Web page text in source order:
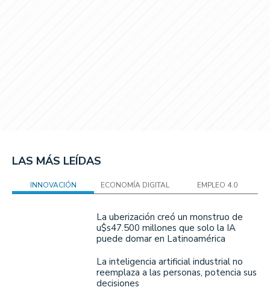
LAS MÁS LEÍDAS
INNOVACIÓN ECONOMÍA DIGITAL EMPLEO 4.0
La uberización creó un monstruo de
u$s47.500 millones que solo la IA
puede domar en Latinoamérica
La inteligencia artificial industrial no
reemplaza a las personas, potencia sus
decisiones